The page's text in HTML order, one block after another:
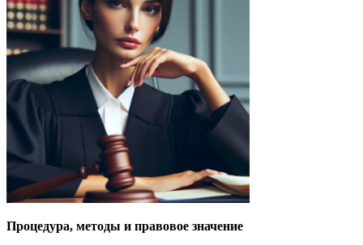
Процедура, методы и правовое значение